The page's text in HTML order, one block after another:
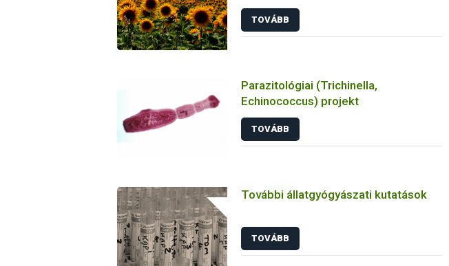
TOVÁBB
Parazitológiai (Trichinella,
Echinococcus) projekt
TOVÁBB
További állatgyógyászati kutatások
TOVÁBB